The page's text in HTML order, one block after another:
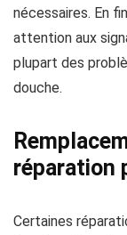
nécessaires. En
attention aux
plupart des
douche.
réparation
Certaines